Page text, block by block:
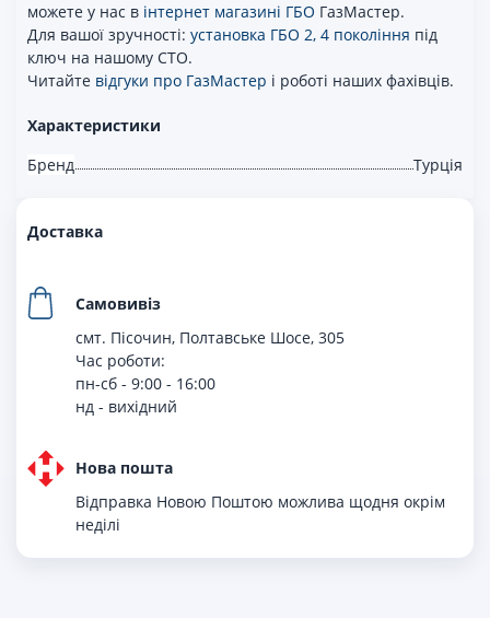
можете у нас в інтернет магазині ГБО ГазМастер.
Для вашої зручності: установка ГБО 2, 4 покоління під
ключ на нашому СТО.
Читайте відгуки про ГазМастер і роботі наших фахівців.
Характеристики
Бренд
Турція
Доставка
Самовивіз
смт. Пісочин, Полтавське Шосе, 305
Час роботи:
пн-сб - 9:00 - 16:00
нд - вихiдний
Нова пошта
Відправка Новою Поштою можлива щодня окрім
неділі